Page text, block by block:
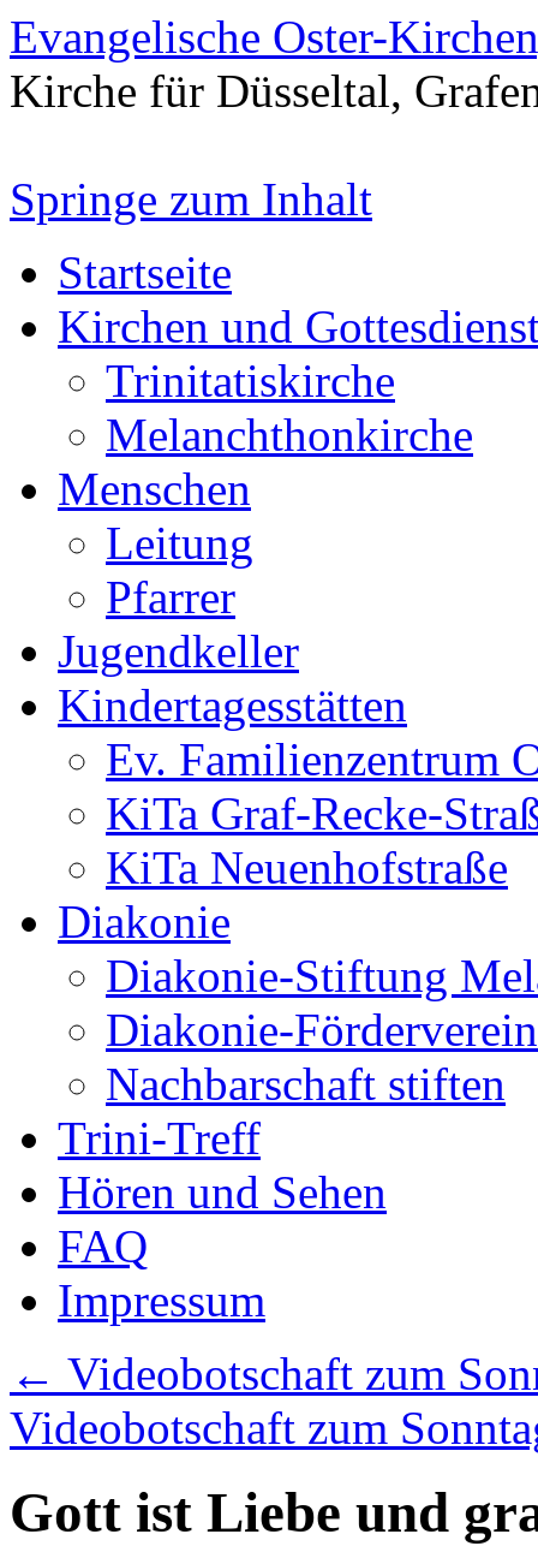
Evangelische Oster-
Kirche für Düsseltal,
Springe zum Inhalt
Startseite
Kirchen und
Trinitatiskirche
Melanchthonkirche
Menschen
Leitung
Pfarrer
Jugendkeller
Kindertagesstätten
Ev. Familienzentrum
KiTa Graf-Recke-
KiTa Neuenhofstraße
Diakonie
Diakonie-Stiftung
Diakonie-
Nachbarschaft stiften
Trini-Treff
Hören und Sehen
FAQ
Impressum
← Videobotschaft zum
Videobotschaft zum
Gott ist Liebe und